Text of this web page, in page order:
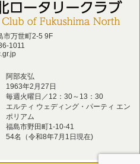
万世町2‐5 9F
1011
阿部友弘
1963年2月27日
毎週火曜日／12：30～13：30
エルティ ウェディング・パーティ エン
ポリアム
福島市野田町1-10-41
54名（令和8年7月1日現在)